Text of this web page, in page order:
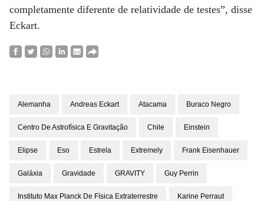
completamente diferente de relatividade de testes”, disse
Eckart.
Alemanha Andreas Eckart Atacama Buraco Negro
Centro De Astrofísica E Gravitação Chile Einstein
Elipse Eso Estrela Extremely Frank Eisenhauer
Galáxia Gravidade GRAVITY Guy Perrin
Instituto Max Planck De Física Extraterrestre Karine Perraut